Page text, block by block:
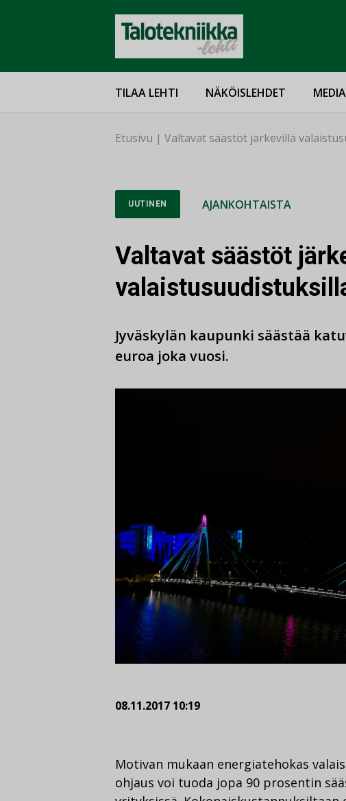
TILAA LEHTI NÄKÖISLEHDET
Etusivu | Valtavat säästöt järkevillä
UUTINEN AJANKOHTAISTA
Valtavat säästöt
Jyväskylän kaupunki säästää
euroa joka vuosi.
08.11.2017 10:19
Motivan mukaan energiatehokas
ohjaus voi tuoda jopa 90 prosentin